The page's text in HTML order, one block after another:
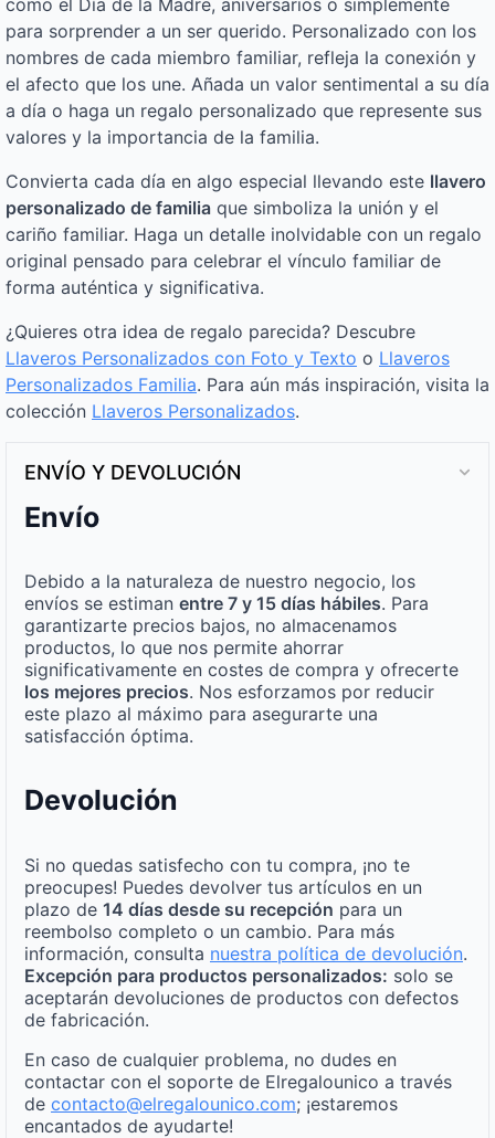
para sorprender a un ser querido. Personalizado con los
nombres de cada miembro familiar, refleja la conexión y
el afecto que los une. Añada un valor sentimental a su día
a día o haga un regalo personalizado que represente sus
valores y la importancia de la familia.
Convierta cada día en algo especial llevando este llavero
personalizado de familia que simboliza la unión y el
cariño familiar. Haga un detalle inolvidable con un regalo
original pensado para celebrar el vínculo familiar de
forma auténtica y significativa.
¿Quieres otra idea de regalo parecida? Descubre
Llaveros Personalizados con Foto y Texto o Llaveros
Personalizados Familia. Para aún más inspiración, visita la
colección Llaveros Personalizados.
ENVÍO Y DEVOLUCIÓN
Envío
Debido a la naturaleza de nuestro negocio, los
envíos se estiman entre 7 y 15 días hábiles. Para
garantizarte precios bajos, no almacenamos
productos, lo que nos permite ahorrar
significativamente en costes de compra y ofrecerte
los mejores precios. Nos esforzamos por reducir
este plazo al máximo para asegurarte una
satisfacción óptima.
Devolución
Si no quedas satisfecho con tu compra, ¡no te
preocupes! Puedes devolver tus artículos en un
plazo de 14 días desde su recepción para un
reembolso completo o un cambio. Para más
información, consulta nuestra política de devolución.
Excepción para productos personalizados: solo se
aceptarán devoluciones de productos con defectos
de fabricación.
En caso de cualquier problema, no dudes en
contactar con el soporte de Elregalounico a través
de contacto@elregalounico.com; ¡estaremos
encantados de ayudarte!